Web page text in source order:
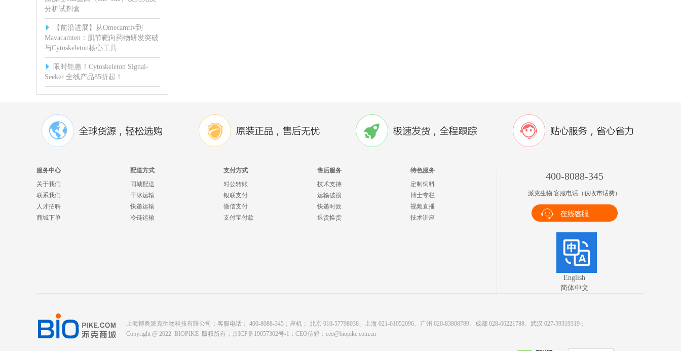
分析试剂盒
【前沿进展】从Omecamtiv到
Mavacamten：肌节靶向药物研发突破
与Cytoskeleton核心工具
限时钜惠！Cytoskeleton Signal-
Seeker 全线产品85折起！
服务中心
关于我们
联系我们
人才招聘
商城下单
配送方式
同城配送
干冰运输
快递运输
冷链运输
支付方式
对公转账
银联支付
微信支付
支付宝付款
售后服务
技术支持
运输破损
快递时效
退货换货
特色服务
定制饲料
博士专栏
视频直播
技术讲座
400-8088-345
派克生物 客服电话（仅收市话费）
English
简体中文
上海博奥派克生物科技有限公司；客服电话： 400-8088-345；座机： 北京 010-57798038、上海 021-61052096、广州 020-83808789、成都 028-66221788、武汉 027-59319319；
Copyright @ 2022 BIOPIKE 版权所有； 京ICP备19057302号-1 ；CEO信箱： ceo@biopike.com.cn